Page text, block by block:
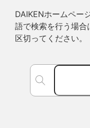
DAIKENホームペー
語で検索を行う場
区切ってください。